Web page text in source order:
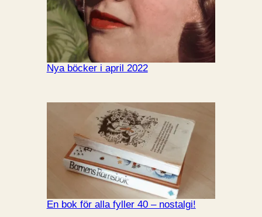
Nya böcker i april 2022
En bok för alla fyller 40 – nostalgi!